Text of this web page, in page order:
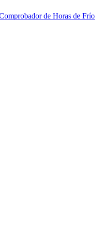
de Horas de Frío